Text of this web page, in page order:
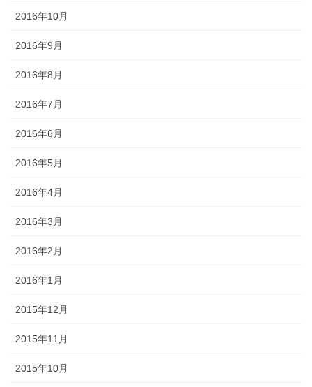
2016年10月
2016年9月
2016年8月
2016年7月
2016年6月
2016年5月
2016年4月
2016年3月
2016年2月
2016年1月
2015年12月
2015年11月
2015年10月